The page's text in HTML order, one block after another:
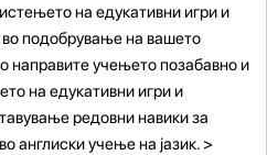
на едукативни игри и
подобрување на вашето
направите учењето позабавно и
на едукативни игри и
редовни навики за
англиски учење на јазик. >